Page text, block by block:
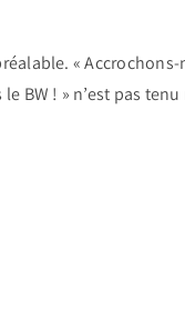
«
! » n’est pas